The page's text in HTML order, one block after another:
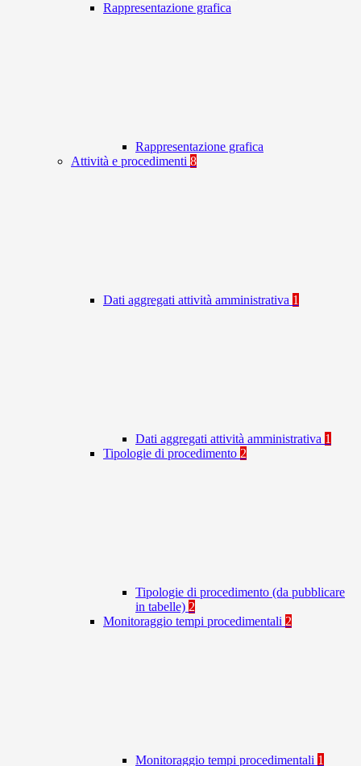
Rappresentazione grafica
Rappresentazione grafica
Attività e procedimenti 8
Dati aggregati attività amministrativa 1
Dati aggregati attività amministrativa 1
Tipologie di procedimento 2
Tipologie di procedimento (da pubblicare
in tabelle) 2
Monitoraggio tempi procedimentali 2
Monitoraggio tempi procedimentali 1